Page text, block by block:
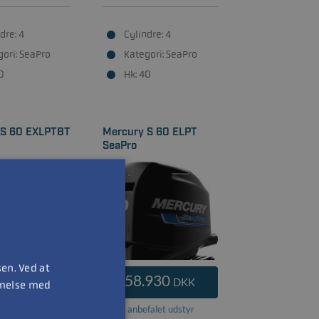
4
SeaPro
Cylindre: 4
Kategori: SeaPro
Hk: 40
60 EXLPTBT
DKK
Mercury S 60 ELPT
SeaPro
58.930 DKK
Medanbefalet udstyr
Ved at
med